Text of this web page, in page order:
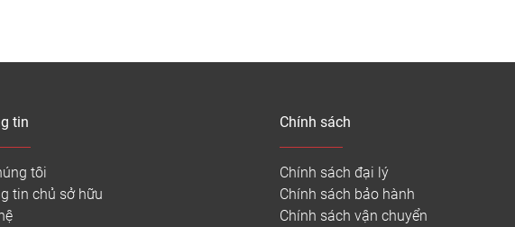
vinyl giả đá cao cấp chất lượng. Sàn nhựa giả đá được phân
nội thất trong nhà.
tin
tôi
tin chủ sở hữu
Chính sách
Chính sách đại lý
Chính sách bảo hành
Chính sách vận chuyển